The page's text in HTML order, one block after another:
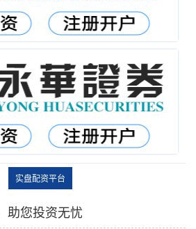
实盘配资平台
助您投资无忧